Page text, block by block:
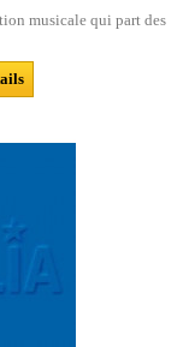
musicale qui part des